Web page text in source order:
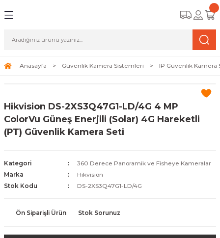
Sistemleri
Sistemleri (Network Kameraları)
ve Depolama Çözümleri
ve Bağlantı Kabloları
Kamera Lisansları
Güvenlik
Duvarı) Cihazları
Ağ Yönlendiricileri
Fi) ve Access Point Ürünleri
Antivirüs Yazılımları
ve Depolama Ürünleri
SSD
Kurtarma
Merkezi Altyapısı
Anasayfa Güvenlik Kamera Sistemleri IP Güvenlik Kamera
Hikvision DS-2XS3Q47G1-LD/4G 4 MP
ColorVu Güneş Enerjili (Solar) 4G Hareketli
(PT) Güvenlik Kamera Seti
Kategori
360 Derece Panoramik ve Fisheye Kameralar
Marka
Hikvision
Stok Kodu
DS-2XS3Q47G1-LD/4G
Ön Siparişli Ürün Stok Sorunuz